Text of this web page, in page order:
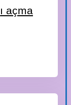
açma